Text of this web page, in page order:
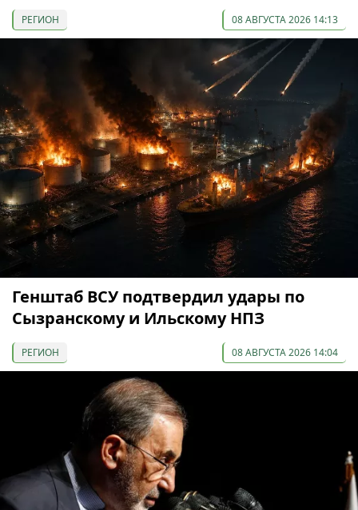
РЕГИОН 08 АВГУСТА 2026 14:13
Генштаб ВСУ подтвердил удары по
Сызранскому и Ильскому НПЗ
РЕГИОН 08 АВГУСТА 2026 14:04